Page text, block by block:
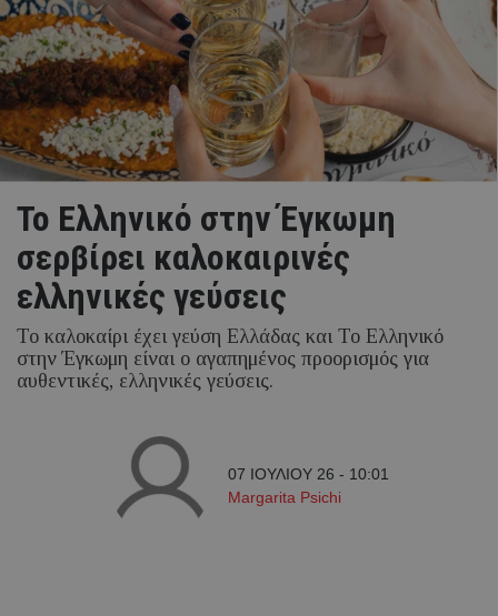
Το Ελληνικό στην Έγκωμη
σερβίρει καλοκαιρινές
ελληνικές γεύσεις
Το καλοκαίρι έχει γεύση Ελλάδας και Το Ελληνικό
στην Έγκωμη είναι ο αγαπημένος προορισμός για
αυθεντικές, ελληνικές γεύσεις.
07 ΙΟΥΛΙΟΥ 26 - 10:01
Margarita Psichi